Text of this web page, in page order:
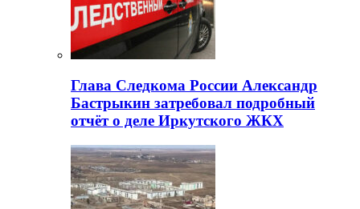
Глава Следкома России Александр
Бастрыкин затребовал подробный
отчёт о деле Иркутского ЖКХ